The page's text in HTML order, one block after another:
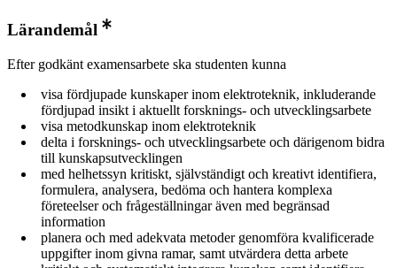
Lärandemål
Efter godkänt examensarbete ska studenten kunna
visa fördjupade kunskaper inom elektroteknik, inkluderande
fördjupad insikt i aktuellt forsknings- och utvecklingsarbete
visa metodkunskap inom elektroteknik
delta i forsknings- och utvecklingsarbete och därigenom bidra
till kunskapsutvecklingen
med helhetssyn kritiskt, självständigt och kreativt identifiera,
formulera, analysera, bedöma och hantera komplexa
företeelser och frågeställningar även med begränsad
information
planera och med adekvata metoder genomföra kvalificerade
uppgifter inom givna ramar, samt utvärdera detta arbete